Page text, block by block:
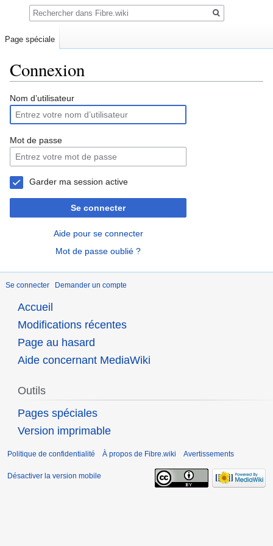
Connexion
Sauter
la
navigation
Sauter
la
recherche
Nom d’utilisateur
Mot de passe
Garder ma session active
Se connecter
Aide pour se connecter
Mot de passe oublié ?
Se connecter Demander un compte
Page spéciale
Rechercher
Accueil
Modifications récentes
Page au hasard
Aide concernant MediaWiki
Outils
Pages spéciales
Version imprimable
Politique de confidentialité À propos de Fibre.wiki Avertissements
Désactiver la version mobile